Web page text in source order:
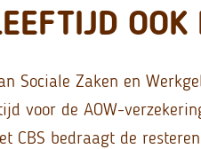
Sociale Zaken en
voor de AOW-
CBS bedraagt de